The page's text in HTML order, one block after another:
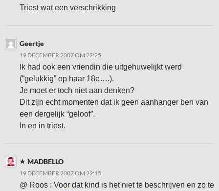
Triest wat een verschrikking
Geertje
19 DECEMBER 2007 OM 22:25
Ik had ook een vriendin die uitgehuwelijkt werd
(“gelukkig” op haar 18e….).
Je moet er toch niet aan denken?
Dit zijn echt momenten dat ik geen aanhanger ben van
een dergelijk “geloof”.
In en in triest.
MADBELLO
19 DECEMBER 2007 OM 22:15
@ Roos : Voor dat kind is het niet te beschrijven en zo te